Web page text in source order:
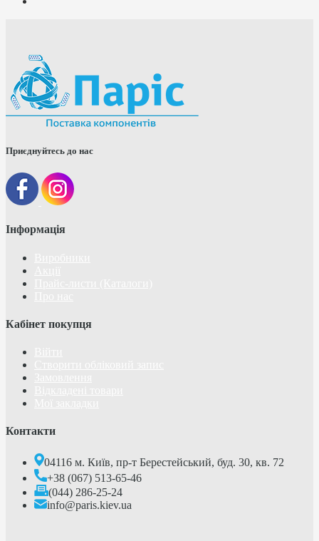
Приєднуйтесь до нас
Інформація
Кабінет покупця
Контакти
04116 м. Київ, пр-т Берестейський, буд. 30, кв. 72
+38 (067) 513-65-46
(044) 286-25-24
info@paris.kiev.ua